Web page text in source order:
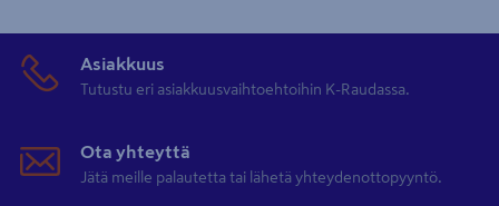
Asiakkuus
Tutustu eri asiakkuusvaihtoehtoihin K-Raudassa.
Ota yhteyttä
Jätä meille palautetta tai lähetä yhteydenottopyyntö.